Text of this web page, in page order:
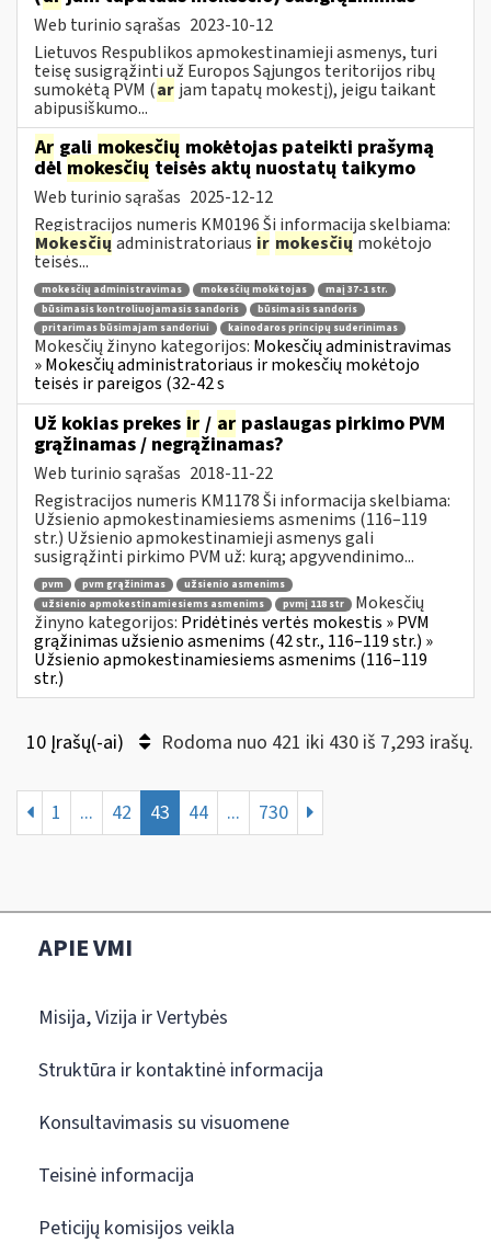
Web turinio sąrašas 2023-10-12
Lietuvos Respublikos apmokestinamieji asmenys, turi
teisę susigrąžinti už Europos Sąjungos teritorijos ribų
sumokėtą PVM (ar jam tapatų mokestį), jeigu taikant
abipusiškumo...
Ar gali mokesčių mokėtojas pateikti prašymą
dėl mokesčiųteisės aktų nuostatų taikymo
Web turinio sąrašas 2025-12-12
Registracijos numeris KM0196 Ši informacija skelbiama:
Mokesčių administratoriaus ir mokesčių mokėtojo
teisės...
mokesčių administravimas mokesčių mokėtojas
maį 37-1 str.
būsimasis kontroliuojamasis sandoris
būsimasis sandoris
pritarimas būsimajam sandoriui
kainodaros principų suderinimas
Mokesčių žinyno kategorijos: Mokesčių administravimas
» Mokesčių administratoriaus ir mokesčių mokėtojo
teisės ir pareigos (32-42 s
Už kokias prekes ir / ar paslaugas pirkimo PVM
grąžinamas / negrąžinamas?
Web turinio sąrašas 2018-11-22
Registracijos numeris KM1178 Ši informacija skelbiama:
Užsienio apmokestinamiesiems asmenims (116–119
str.) Užsienio apmokestinamieji asmenys gali
susigrąžinti pirkimo PVM už: kurą; apgyvendinimo...
pvm pvm grąžinimas
užsienio asmenims
užsienio apmokestinamiesiems asmenims
pvmį 118 str
Mokesčių
žinyno kategorijos: Pridėtinės vertės mokestis » PVM
grąžinimas užsienio asmenims (42 str., 116–119 str.) »
Užsienio apmokestinamiesiems asmenims (116–119
str.)
10 Įrašų(-ai) Rodoma nuo 421 iki 430 iš 7,293 irašų.
1 ... 42 43 44 ... 730
APIE VMI
Misija, Vizija ir Vertybės
Struktūra ir kontaktinė informacija
Konsultavimasis su visuomene
Teisinė informacija
Peticijų komisijos veikla